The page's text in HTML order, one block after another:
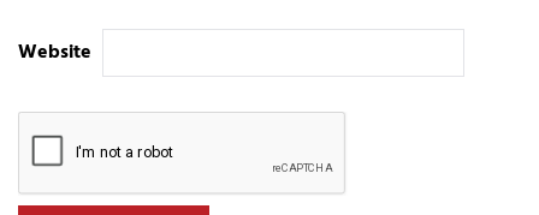
Website